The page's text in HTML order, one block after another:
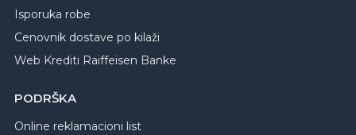
Isporuka robe
Cenovnik dostave po kilaži
Web Krediti Raiffeisen Banke
PODRŠKA
Online reklamacioni list